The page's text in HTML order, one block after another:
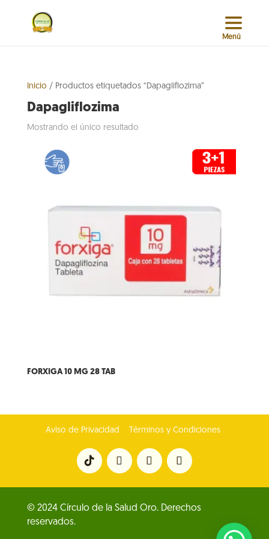
Inicio / Productos etiquetados “Dapagliflozima”
Dapagliflozima
Mostrando el único resultado
FORXIGA 10 MG 28 TAB
Aviso de Privacidad Términos y Condiciones
© 2024 Círculo de la Salud Oro. Derechos
reservados.